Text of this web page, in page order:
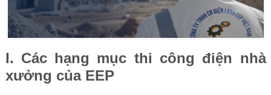
I. Các hạng mục thi công điện nhà
xưởng của EEP